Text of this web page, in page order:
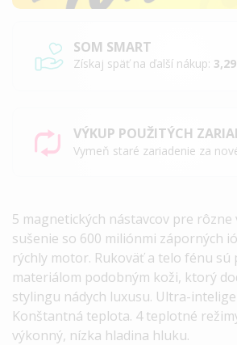
SOM SMART
Získaj späť na ďalší nákup:
VÝKUP POUŽITÝCH
Vymeň staré zariadenie za
5 magnetických nástavcov pre rôzne
sušenie so 600 miliónmi záporných
rýchly motor. Rukoväť a telo fénu
materiálom podobným koži, ktorý
stylingu nádych luxusu. Ultra-
Konštantná teplota. 4 teplotné
výkonný, nízka hladina hluku.